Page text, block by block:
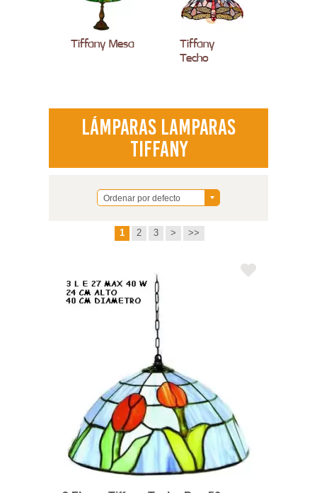
Tiffany Mesa Tiffany
Techo
Lámparas Lamparas
Tiffany
Ordenar por defecto
1 2 3 > >>